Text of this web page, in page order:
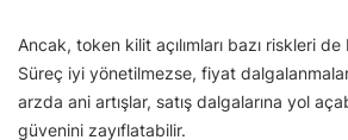
Ancak, token kilit açılımları bazı riskleri
Süreç iyi yönetilmezse, fiyat
arzda ani artışlar, satış dalgalarına yol
güvenini zayıflatabilir.